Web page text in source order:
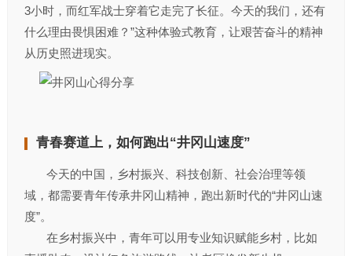
3小时，而红军战士穿着它走完了长征。今天的我们，还有
什么理由畏惧困难？”这种体验式教育，让艰苦奋斗的精神
从历史照进现实。
青春赛道上，如何跑出“井冈山速度”
​​​​​​​ 今天的中国，乡村振兴、科技创新、社会治理等领
域，都需要青年传承井冈山精神，跑出新时代的“井冈山速
度”。
​​​​​​​ 在乡村振兴中，青年可以用专业知识赋能乡村，比如